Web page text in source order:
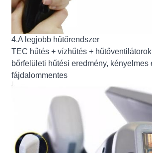
4.A legjobb hűtőrendszer
TEC hűtés + vízhűtés +
bőrfelületi hűtési eredmény, kényelmes
fájdalommentes